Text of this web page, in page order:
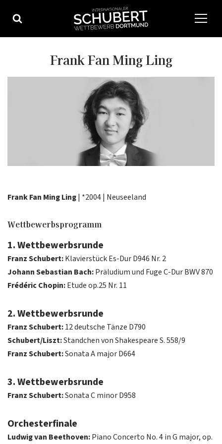
Inhalt
Frank Fan Ming Ling
Frank Fan Ming Ling| *2004 | Neuseeland
Wettbewerbsprogramm
1. Wettbewerbsrunde
Franz Schubert:Klavierstück Es-Dur D946 Nr. 2
Johann Sebastian Bach:Präludium und Fuge C-Dur BWV 870
Frédéric Chopin:Etude op.25 Nr. 11
2. Wettbewerbsrunde
Franz Schubert:12 deutsche Tänze D790
Schubert/Liszt:Standchen von Shakespeare S. 558/9
Franz Schubert:Sonata A major D664
3. Wettbewerbsrunde
Franz Schubert:Sonata C minor D958
Orchesterfinale
Ludwig van Beethoven:Piano Concerto No. 4 in G major, op.